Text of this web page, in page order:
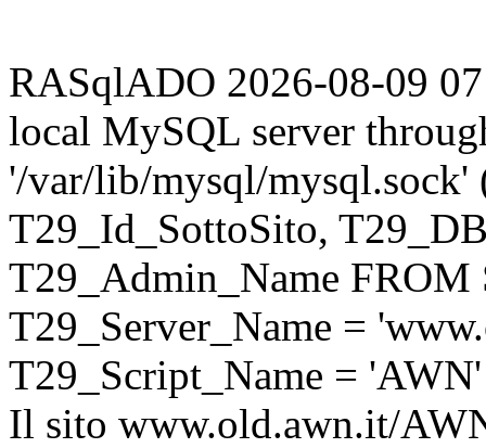
RASqlADO 2026-08-09
local MySQL server
'/var/lib/mysql/mysql.sock'
T29_Id_SottoSito,
T29_Admin_Name
T29_Server_Name =
T29_Script_Name = 'AWN'
Il sito www.old.awn.it/